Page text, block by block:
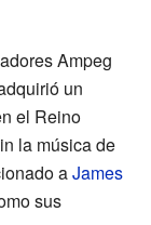
Ampeg
un
el Reino
la música de
aJames
sus